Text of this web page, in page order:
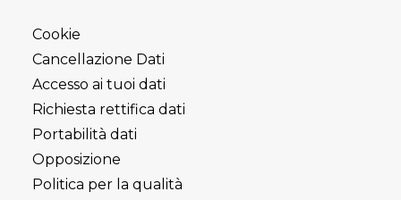
Cookie
Cancellazione Dati
Accesso ai tuoi dati
Richiesta rettifica dati
Portabilità dati
Opposizione
Politica per la qualità